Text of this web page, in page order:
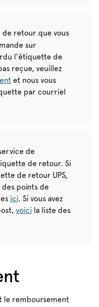
de retour que vous
sur
l'étiquette de
reçue, veuillez
et nous vous
par courriel
de
de retour. Si
de retour UPS,
points de
ici. Si vous avez
voici la liste des
le remboursement